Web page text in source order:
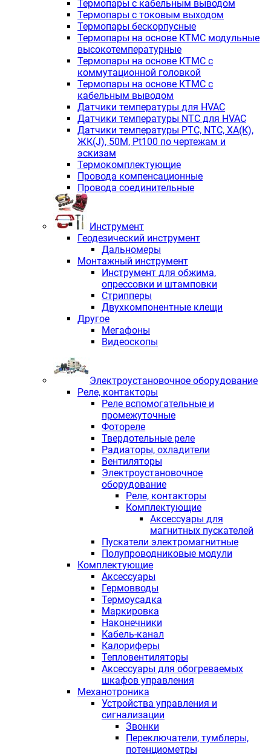
Термопары с кабельным выводом
Термопары с токовым выходом
Термопары бескорпусные
Термопары на основе КТМС модульные
высокотемпературные
Термопары на основе КТМС с
коммутационной головкой
Термопары на основе КТМС с
кабельным выводом
Датчики температуры для HVAC
Датчики температуры NTC для HVAC
Датчики температуры PTС, NTC, ХА(К),
ЖК(J), 50М, Pt100 по чертежам и
эскизам
Термокомплектующие
Провода компенсационные
Провода соединительные
Инструмент
Геодезический инструмент
Дальномеры
Монтажный инструмент
Инструмент для обжима,
опрессовки и штамповки
Стрипперы
Двухкомпонентные клещи
Другое
Мегафоны
Видеоскопы
Электроустановочное оборудование
Реле, контакторы
Реле вспомогательные и
промежуточные
Фотореле
Твердотельные реле
Радиаторы, охладители
Вентиляторы
Электроустановочное
оборудование
Реле, контакторы
Комплектующие
Аксессуары для
магнитных пускателей
Пускатели электромагнитные
Полупроводниковые модули
Комплектующие
Аксессуары
Гермовводы
Термоусадка
Маркировка
Наконечники
Кабель-канал
Калориферы
Тепловентиляторы
Аксессуары для обогреваемых
шкафов управления
Механотроника
Устройства управления и
сигнализации
Звонки
Переключатели, тумблеры,
потенциометры